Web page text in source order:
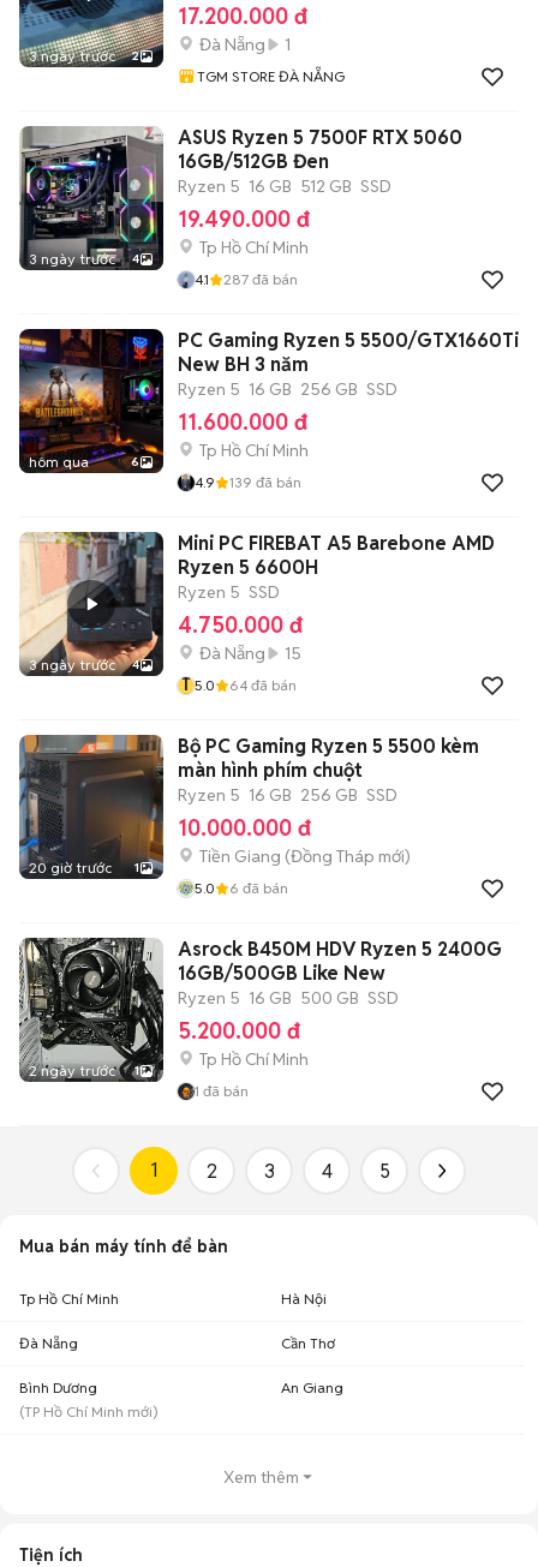
3 ngày trước 2
17.200.000 đ
Đà Nẵng 1
TGM STORE ĐÀ NẴNG
3 ngày trước 4
ASUS Ryzen 5 7500F RTX 5060
16GB/512GB Đen
Ryzen 5 16 GB 512 GB SSD
19.490.000 đ
Tp Hồ Chí Minh
4.1 287 đã bán
hôm qua 6
PC Gaming Ryzen 5 5500/GTX1660Ti
New BH 3 năm
Ryzen 5 16 GB 256 GB SSD
11.600.000 đ
Tp Hồ Chí Minh
4.9 139 đã bán
3 ngày trước 4
Mini PC FIREBAT A5 Barebone AMD
Ryzen 5 6600H
Ryzen 5 SSD
4.750.000 đ
Đà Nẵng
15
T 5.0 64 đã bán
20 giờ trước 1
Bộ PC Gaming Ryzen 5 5500 kèm
màn hình phím chuột
Ryzen 5 16 GB 256 GB SSD
10.000.000 đ
Tiền Giang (Đồng Tháp mới)
5.0 6 đã bán
2 ngày trước 1
Asrock B450M HDV Ryzen 5 2400G
16GB/500GB Like New
Ryzen 5 16 GB 500 GB SSD
5.200.000 đ
Tp Hồ Chí Minh
1 đã bán
1 2 3 4 5
Mua bán máy tính để bàn
Tp Hồ Chí Minh Hà Nội
Đà Nẵng Cần Thơ
Bình Dương
(TP Hồ Chí Minh mới)
An Giang
Xem thêm
Tiện ích